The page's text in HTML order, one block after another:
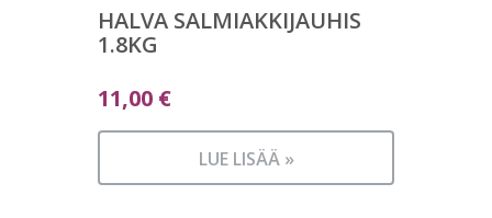
HALVA SALMIAKKIJAUHIS
1.8KG
11,00 €
LUE LISÄÄ »